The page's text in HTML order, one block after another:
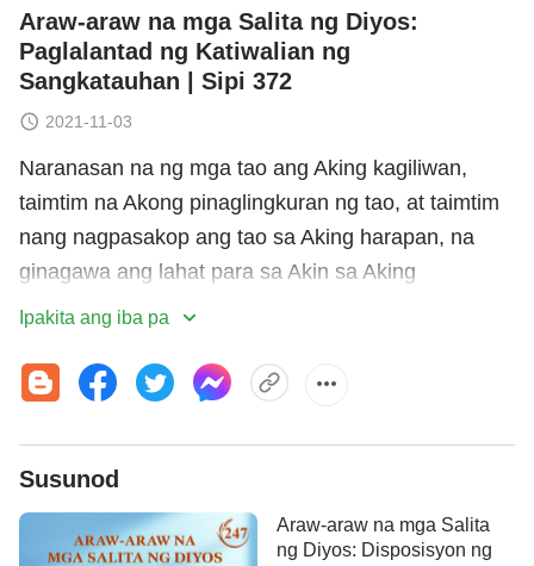
Araw-araw na mga Salita ng Diyos:
Paglalantad ng Katiwalian ng
Sangkatauhan | Sipi 372
2021-11-03
Naranasan na ng mga tao ang Aking kagiliwan,
taimtim na Akong pinaglingkuran ng tao, at taimtim
nang nagpasakop ang tao sa Aking harapan, na
ginagawa ang lahat para sa Akin sa Aking
presensya. Subalit hindi ito magawa ng mga tao
kanilang espiritu na para bang naagaw sila ng isang
gutom na lobo, at nakakatingin lamang sila sa Akin
na walang magawa, na walang-tigil na
nananawagan sa Akin. Ngunit sa huli, hindi nila
matakasan ang kanilang masamang kalagayan.
Naaalala Ko kung paano nangako ang mga tao
Ipakita ang iba pa
Susunod
Araw-araw na mga Salita
ng Diyos: Disposisyon ng